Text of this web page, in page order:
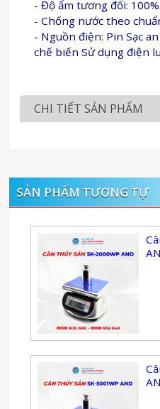
- Độ ẩm tương đối: 100%.
- Chống nước theo
- Nguồn điện: Pin Sạc
chế biến Sử dụng điện
CHI TIẾT SẢN PHẨM
SẢN PHẨM TƯƠNG TỰ